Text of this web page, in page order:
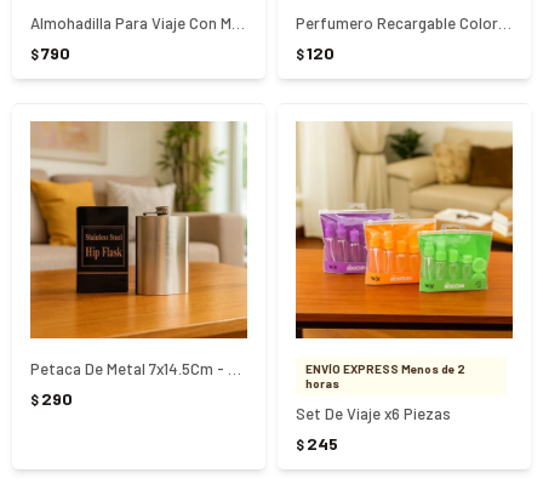
$790 $120
$ 290
ENVÍO EXPRESS Menos de 2
horas
Set De Viaje x6 Piezas
$ 245